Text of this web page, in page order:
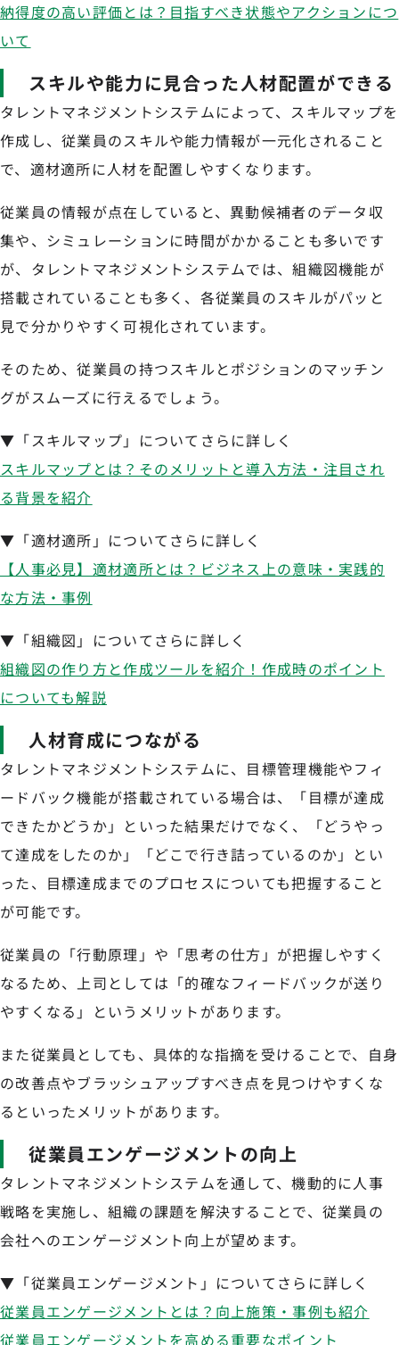
納得度の高い評価とは？目指すべき状態やアクションにつ
いて
スキルや能力に見合った人材配置ができる
タレントマネジメントシステムによって、スキルマップを
作成し、従業員のスキルや能力情報が一元化されること
で、適材適所に人材を配置しやすくなります。
従業員の情報が点在していると、異動候補者のデータ収
集や、シミュレーションに時間がかかることも多いです
が、タレントマネジメントシステムでは、組織図機能が
搭載されていることも多く、各従業員のスキルがパッと
見で分かりやすく可視化されています。
そのため、従業員の持つスキルとポジションのマッチン
グがスムーズに行えるでしょう。
▼「スキルマップ」についてさらに詳しく
スキルマップとは？そのメリットと導入方法・注目され
る背景を紹介
▼「適材適所」についてさらに詳しく
【人事必見】適材適所とは？ビジネス上の意味・実践的
な方法・事例
▼「組織図」についてさらに詳しく
組織図の作り方と作成ツールを紹介！作成時のポイント
についても解説
人材育成につながる
タレントマネジメントシステムに、目標管理機能やフィ
ードバック機能が搭載されている場合は、「目標が達成
できたかどうか」といった結果だけでなく、「どうやっ
て達成をしたのか」「どこで行き詰っているのか」とい
った、目標達成までのプロセスについても把握すること
が可能です。
従業員の「行動原理」や「思考の仕方」が把握しやすく
なるため、上司としては「的確なフィードバックが送り
やすくなる」というメリットがあります。
また従業員としても、具体的な指摘を受けることで、自身
の改善点やブラッシュアップすべき点を見つけやすくな
るといったメリットがあります。
従業員エンゲージメントの向上
タレントマネジメントシステムを通して、機動的に人事
戦略を実施し、組織の課題を解決することで、従業員の
会社へのエンゲージメント向上が望めます。
▼「従業員エンゲージメント」についてさらに詳しく
従業員エンゲージメントとは？向上施策・事例も紹介
従業員エンゲージメントを高める重要なポイント